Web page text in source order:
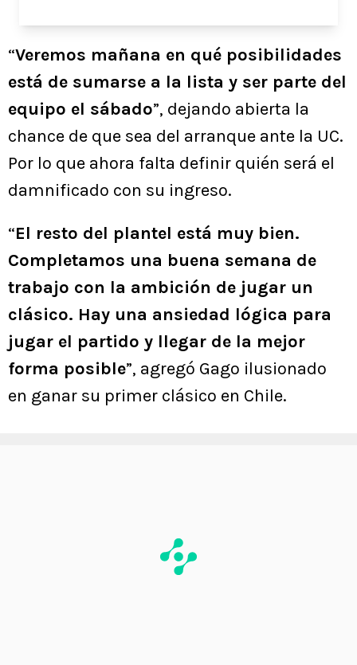
“Veremos mañana en qué posibilidades
está de sumarse a la lista y ser parte del
equipo el sábado”, dejando abierta la
chance de que sea del arranque ante la UC.
Por lo que ahora falta definir quién será el
damnificado con su ingreso.
“El resto del plantel está muy bien.
Completamos una buena semana de
trabajo con la ambición de jugar un
clásico. Hay una ansiedad lógica para
jugar el partido y llegar de la mejor
forma posible”, agregó Gago ilusionado
en ganar su primer clásico en Chile.